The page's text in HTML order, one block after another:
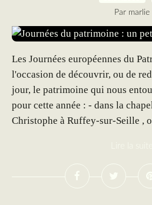
Par marlie
Les Journées européennes du
l'occasion de découvrir, ou de
jour, le patrimoine qui nous
pour cette année : - dans la
Christophe à Ruffey-sur-Seille ,